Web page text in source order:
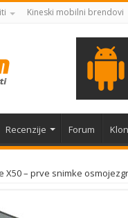
Kineski mobilni brendovi
Recenzije Forum
X50 – prve snimke